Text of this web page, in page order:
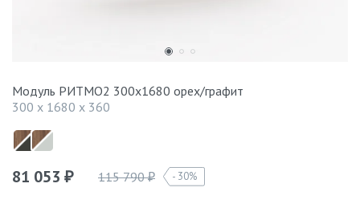
Модуль РИТМО2 300x1680 орех/графит
300 x 1680 x 360
81 053 ₽ 115 790₽ 30%